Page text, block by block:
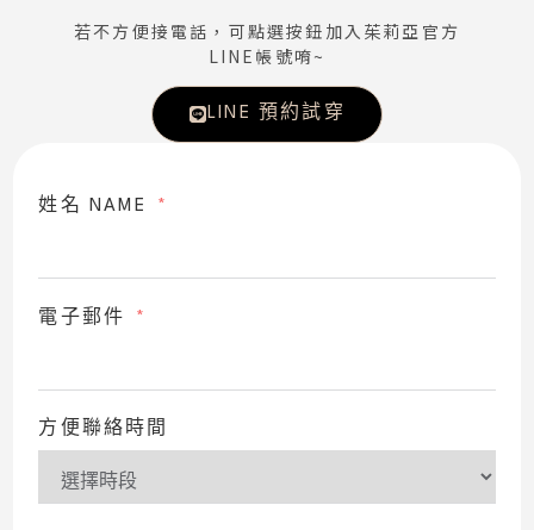
若不方便接電話，可點選按鈕加入茱莉亞官方
LINE帳號唷~
LINE 預約試穿
姓名 NAME
電子郵件
方便聯絡時間